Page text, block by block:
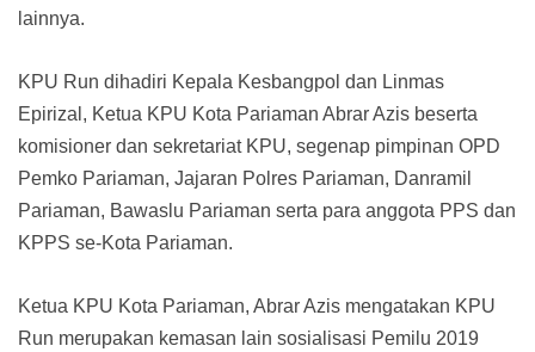
lainnya.
KPU Run dihadiri Kepala Kesbangpol dan Linmas
Epirizal, Ketua KPU Kota Pariaman Abrar Azis beserta
komisioner dan sekretariat KPU, segenap pimpinan OPD
Pemko Pariaman, Jajaran Polres Pariaman, Danramil
Pariaman, Bawaslu Pariaman serta para anggota PPS dan
KPPS se-Kota Pariaman.
Ketua KPU Kota Pariaman, Abrar Azis mengatakan KPU
Run merupakan kemasan lain sosialisasi Pemilu 2019